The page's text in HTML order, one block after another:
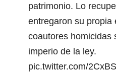
patrimonio. Lo
entregaron su propia
coautores homicidas
imperio de la ley.
pic.twitter.com/